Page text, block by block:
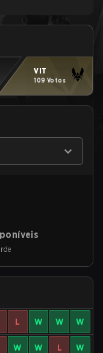
VIT
109 Votos
L W W W
W W L W